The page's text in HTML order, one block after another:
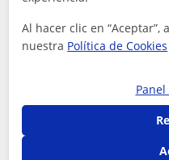
Doy clases de
armonía, análisis
-Graduado en Escuela
la especialidad de
motivar al alumno-
Al hacer clic en “Aceptar”,
nuestra Política de Cookies
Panel